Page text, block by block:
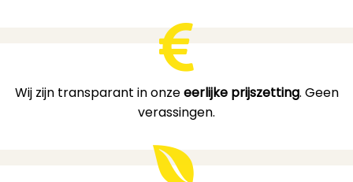
Wij zijn transparant in onzeeerlijke prijszetting. Geen
verassingen.